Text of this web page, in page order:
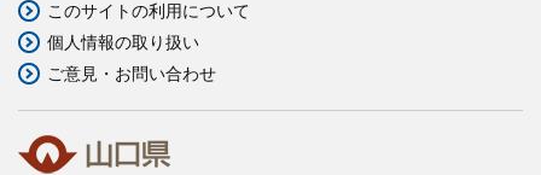
このサイトの利用について
個人情報の取り扱い
ご意見・お問い合わせ